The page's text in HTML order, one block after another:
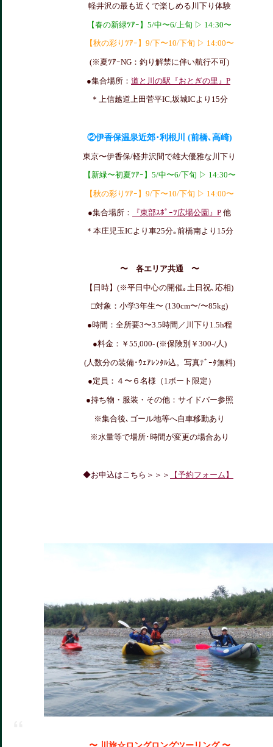
軽井沢の最も近くで楽しめる川下り体験
【春の新緑ﾂｱｰ】5/中〜6/上旬 ▷ 14:30〜
【秋の彩りﾂｱｰ】9/下〜10/下旬 ▷ 14:00〜
(※夏ﾂｱｰNG：釣り解禁に伴い航行不可)
●集合場所： 道と川の駅『おとぎの里』P
＊上信越道上田菅平IC,坂城ICより15分
②伊香保温泉近郊･利根川 (前橋､高崎)
東京〜伊香保/軽井沢間で雄大優雅な川下り
【新緑〜初夏ﾂｱｰ】5/中〜6/下旬 ▷ 14:30〜
【秋の彩りﾂｱｰ】9/下〜10/下旬 ▷ 14:00〜
●集合場所： 『東部ｽﾎﾟｰﾂ広場公園』P 他
＊本庄児玉ICより車25分｡前橋南より15分
〜 各エリア共通 〜
【日時】(※平日中心の開催｡土日祝､応相)
□対象：小学3年生〜 (130cm〜/〜85kg)
●時間：全所要3〜3.5時間／ 川下り1.5h程
●料金：￥55,000- (※保険別￥300-/人 )
(人数分の装備･ｳｪｱﾚﾝﾀﾙ込。写真ﾃﾞｰﾀ無料)
●定員：４〜６名様（1ボート限定）
●持ち物・服装・その他：サイドバー参照
※集合後､ゴール地等へ自車移動あり
※水量等で場所･時間が変更の場合あり
◆お申込はこちら＞＞＞ 【予約フォーム】